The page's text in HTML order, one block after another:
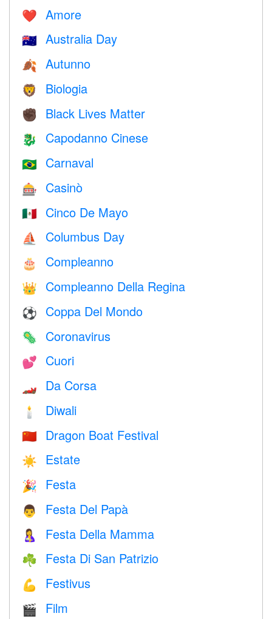
❤️️ Amore
🇦🇺 Australia Day
🍂 Autunno
🦁 Biologia
✊🏿 Black Lives Matter
🐉 Capodanno Cinese
🇧🇷 Carnaval
🎰 Casinò
🇲🇽 Cinco De Mayo
⛵️ Columbus Day
🎂 Compleanno
👑 Compleanno Della Regina
⚽ Coppa Del Mondo
🦠 Coronavirus
💕 Cuori
🏎 Da Corsa
🕯 Diwali
🇨🇳 Dragon Boat Festival
☀️ Estate
🎉 Festa
👨 Festa Del Papà
🤱 Festa Della Mamma
☘️ Festa Di San Patrizio
💪 Festivus
🎬 Film